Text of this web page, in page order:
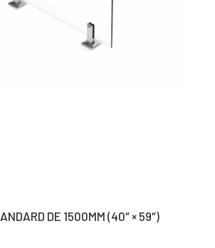
DE 1500MM (40″ × 59″)